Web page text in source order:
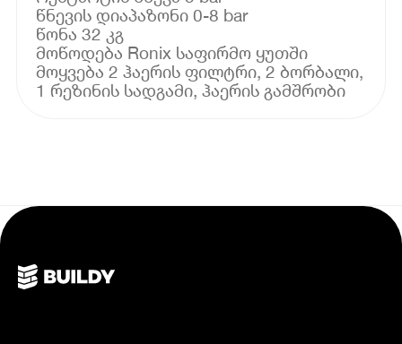
წნევის დიაპაზონი 0-8 bar
წონა 32 კგ
მოწოდება Ronix საფირმო ყუთში
მოყვება 2 ჰაერის ფილტრი, 2 ბორბალი,
1 რეზინის სადგამი, ჰაერის გამშრობი